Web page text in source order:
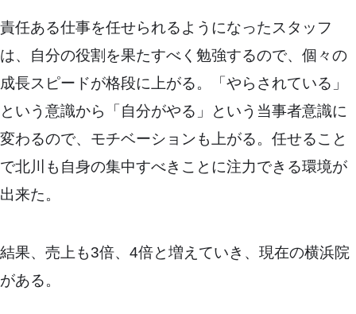
責任ある仕事を任せられるようになったスタッフ
は、自分の役割を果たすべく勉強するので、個々の
成長スピードが格段に上がる。「やらされている」
という意識から「自分がやる」という当事者意識に
変わるので、モチベーションも上がる。任せること
で北川も自身の集中すべきことに注力できる環境が
出来た。
結果、売上も3倍、4倍と増えていき、現在の横浜院
がある。